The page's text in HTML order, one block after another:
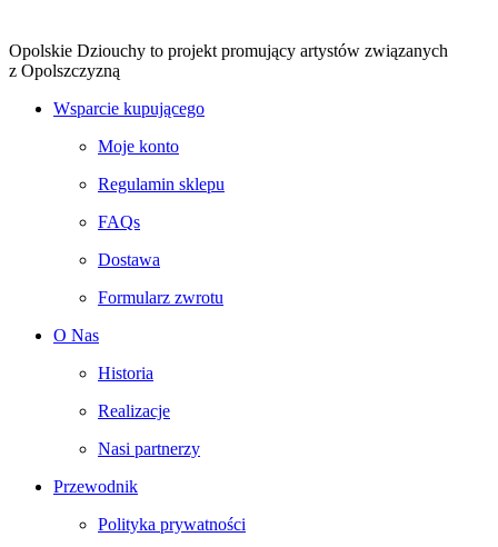
Opolskie Dziouchy to projekt promujący artystów związanych
z Opolszczyzną
Wsparcie kupującego
Moje konto
Regulamin sklepu
FAQs
Dostawa
Formularz zwrotu
O Nas
Historia
Realizacje
Nasi partnerzy
Przewodnik
Polityka prywatności